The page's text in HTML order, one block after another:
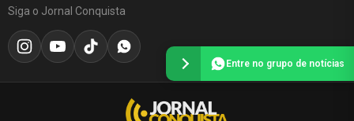
Siga o Jornal Conquista
Entre no grupo de notícias